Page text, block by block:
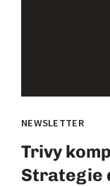
NEWSLETTER
Trivy
Strategie